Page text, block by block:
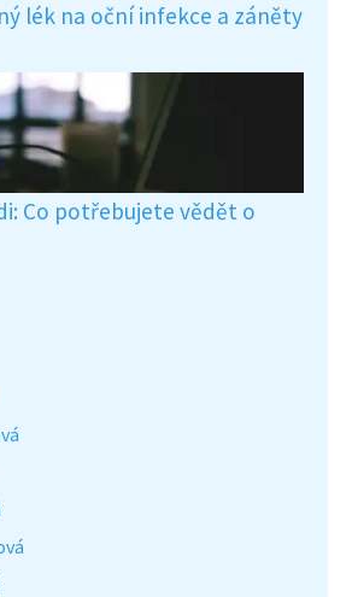
lék na oční infekce a záněty
Co potřebujete vědět o